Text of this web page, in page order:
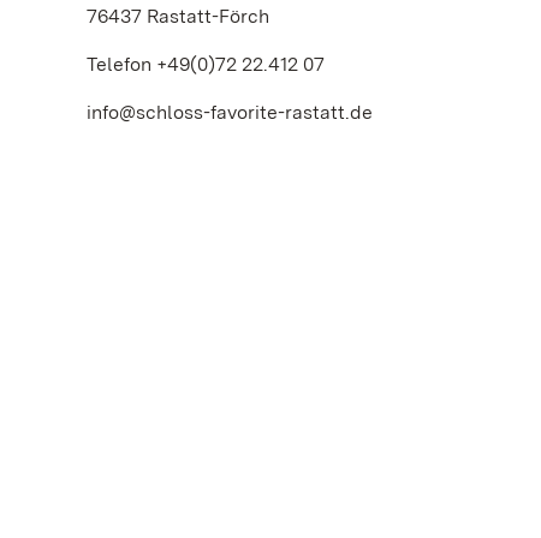
76437 Rastatt-Förch
Telefon +49(0)72 22.412 07
info@schloss-favorite-rastatt.de